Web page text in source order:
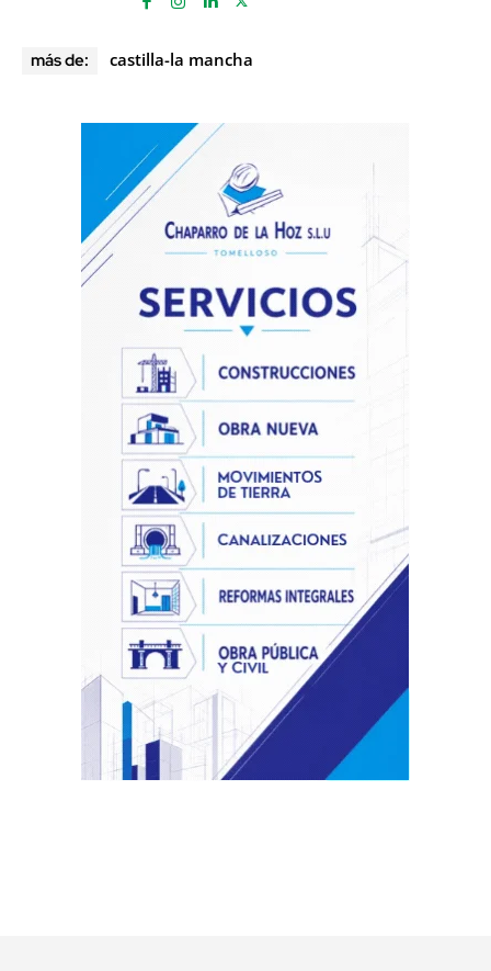
más de: castilla-la mancha